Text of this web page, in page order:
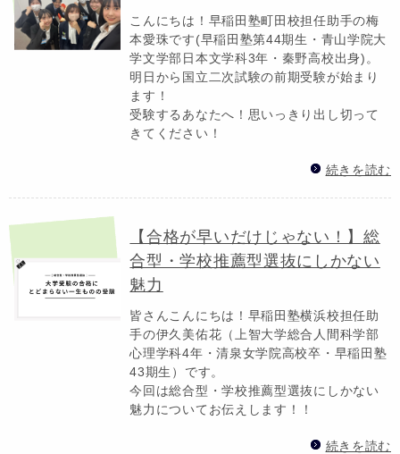
こんにちは！早稲田塾町田校担任助手の梅
本愛珠です(早稲田塾第44期生・青山学院大
学文学部日本文学科3年・秦野高校出身)。
明日から国立二次試験の前期受験が始まり
ます！
受験するあなたへ！思いっきり出し切って
きてください！
続きを読む
【合格が早いだけじゃない！】総
合型・学校推薦型選抜にしかない
魅力
皆さんこんにちは！早稲田塾横浜校担任助
手の伊久美佑花（上智大学総合人間科学部
心理学科4年・清泉女学院高校卒・早稲田塾
43期生）です。
今回は総合型・学校推薦型選抜にしかない
魅力についてお伝えします！！
続きを読む